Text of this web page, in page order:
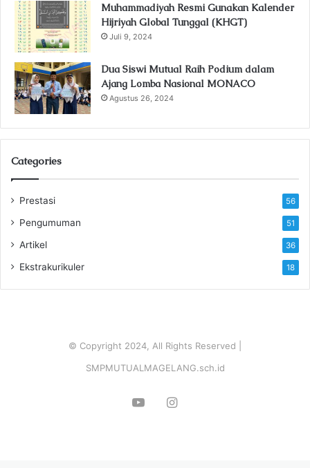
Muhammadiyah Resmi Gunakan Kalender
Hijriyah Global Tunggal (KHGT)
Juli 9, 2024
Dua Siswi Mutual Raih Podium dalam
Ajang Lomba Nasional MONACO
Agustus 26, 2024
Categories
Prestasi 56
Pengumuman 51
Artikel 36
Ekstrakurikuler 18
© Copyright 2024, All Rights Reserved |
SMPMUTUALMAGELANG.sch.id
YouTubeInstagram